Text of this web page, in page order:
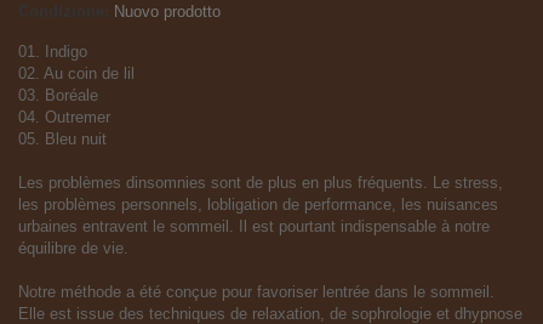
Nuovo prodotto
01. Indigo
02. Au coin de lil
03. Boréale
04. Outremer
05. Bleu nuit
Les problèmes dinsomnies sont de plus en plus fréquents. Le stress,
les problèmes personnels, lobligation de performance, les nuisances
urbaines entravent le sommeil. Il est pourtant indispensable à notre
équilibre de vie.
Notre méthode a été conçue pour favoriser lentrée dans le sommeil.
Elle est issue des techniques de relaxation, de sophrologie et dhypnose